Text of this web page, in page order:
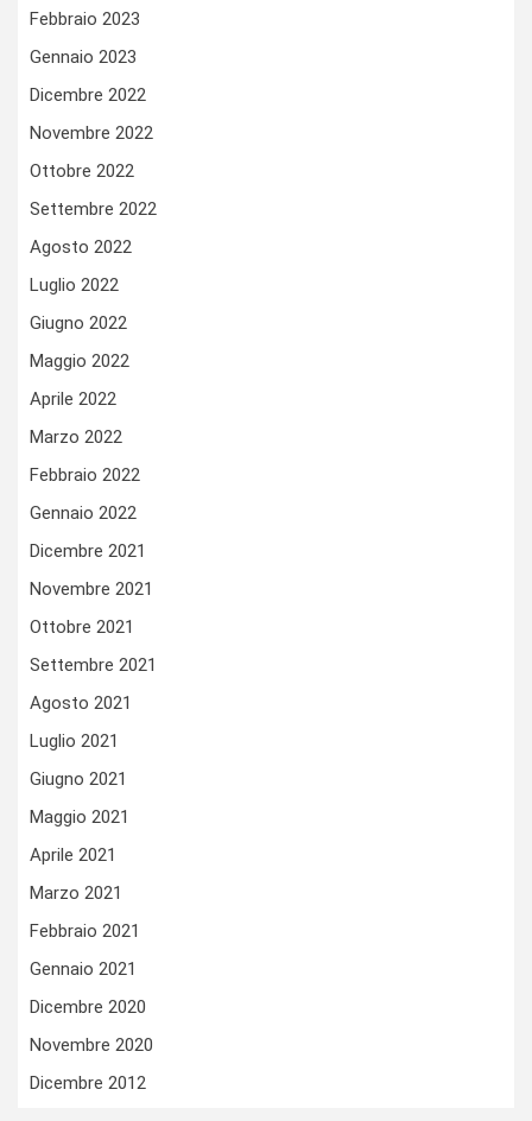
Febbraio 2023
Gennaio 2023
Dicembre 2022
Novembre 2022
Ottobre 2022
Settembre 2022
Agosto 2022
Luglio 2022
Giugno 2022
Maggio 2022
Aprile 2022
Marzo 2022
Febbraio 2022
Gennaio 2022
Dicembre 2021
Novembre 2021
Ottobre 2021
Settembre 2021
Agosto 2021
Luglio 2021
Giugno 2021
Maggio 2021
Aprile 2021
Marzo 2021
Febbraio 2021
Gennaio 2021
Dicembre 2020
Novembre 2020
Dicembre 2012